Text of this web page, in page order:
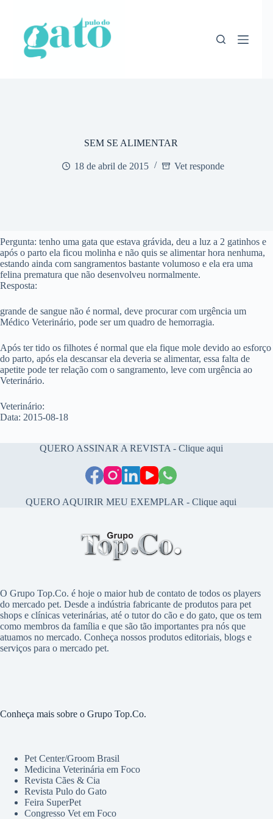
conteúdo
SEM SE ALIMENTAR
18 de abril de 2015 Vet responde
Pergunta: tenho uma gata que estava grávida, deu a luz a 2 gatinhos e
após o parto ela ficou molinha e não quis se alimentar hora nenhuma,
estando ainda com sangramentos bastante volumoso e ela era uma
felina prematura que não desenvolveu normalmente.
Resposta:
grande de sangue não é normal, deve procurar com urgência um
Médico Veterinário, pode ser um quadro de hemorragia.
Após ter tido os filhotes é normal que ela fique mole devido ao esforço
do parto, após ela descansar ela deveria se alimentar, essa falta de
apetite pode ter relação com o sangramento, leve com urgência ao
Veterinário.
Veterinário:
Data: 2015-08-18
QUERO ASSINAR A REVISTA - Clique aqui
QUERO AQUIRIR MEU EXEMPLAR - Clique aqui
O Grupo Top.Co. é hoje o maior hub de contato de todos os players
do mercado pet. Desde a indústria fabricante de produtos para pet
shops e clínicas veterinárias, até o tutor do cão e do gato, que os tem
como membros da família e que são tão importantes pra nós que
atuamos no mercado. Conheça nossos produtos editoriais, blogs e
serviços para o mercado pet.
Conheça mais sobre o Grupo Top.Co.
Pet Center/Groom Brasil
Medicina Veterinária em Foco
Revista Cães & Cia
Revista Pulo do Gato
Feira SuperPet
Congresso Vet em Foco